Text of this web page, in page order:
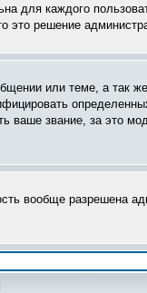
для каждого
это решение
или теме, а так
звание, за это
вообще разрешена